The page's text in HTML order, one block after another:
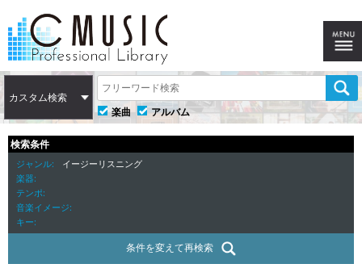
カスタム検索
楽曲
アルバム
検索条件
ジャンル
イージーリスニング
楽器
テンポ
音楽イメージ
キー
条件を変えて再検索